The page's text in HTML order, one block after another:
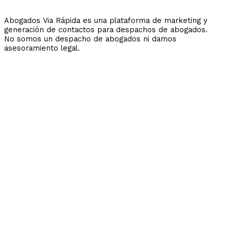
Abogados Via Rápida es una plataforma de marketing y
generación de contactos para despachos de abogados.
No somos un despacho de abogados ni damos
asesoramiento legal.